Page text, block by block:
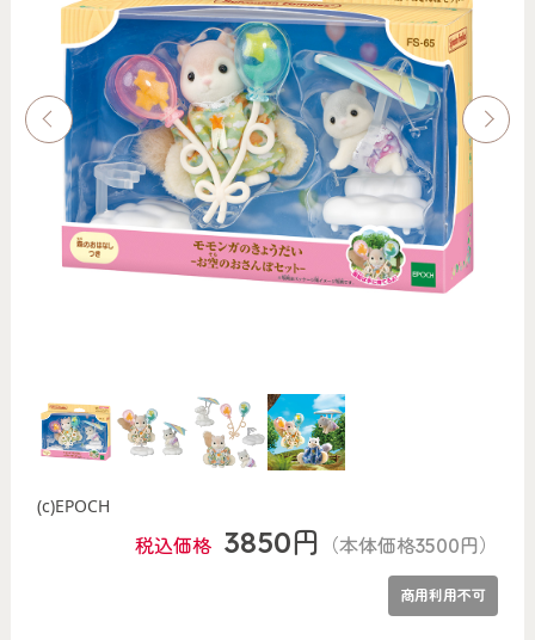
(c)EPOCH
税込価格 3850円 （本体価格3500円）
商用利用不可